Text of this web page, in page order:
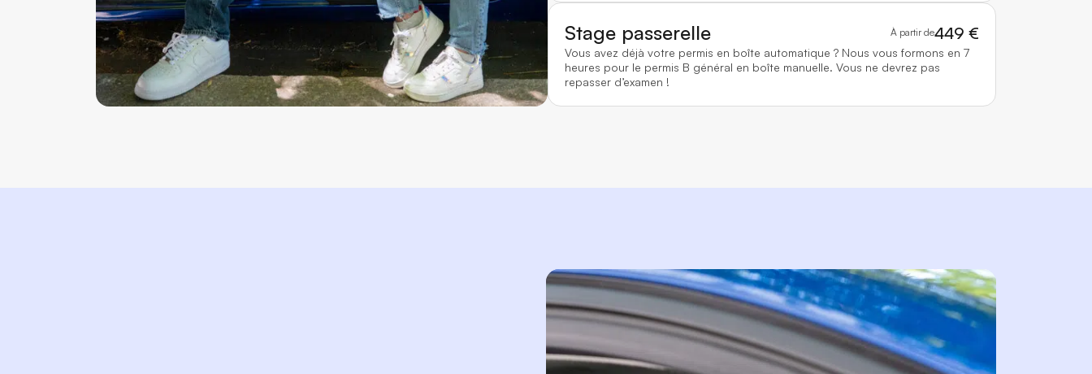
Stage passerelle À partir de449 €
Vous avez déjà votre permis en boîte automatique ? Nous vous formons en 7
heures pour le permis B général en boîte manuelle. Vous ne devrez pas
repasser d’examen !